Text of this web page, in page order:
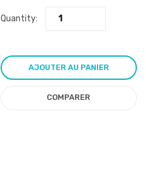
Quantity:
AJOUTER AU PANIER
COMPARER